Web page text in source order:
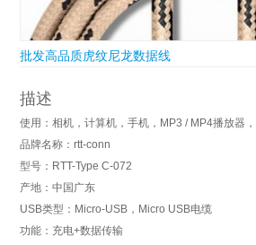
批发高品质虎纹尼龙数据线
描述
使用：相机，计算机，手机，MP3 / MP4播放器
品牌名称：rtt-conn
型号：RTT-Type C-072
产地：中国广东
USB类型：Micro-USB，Micro USB电缆
功能：充电+数据传输